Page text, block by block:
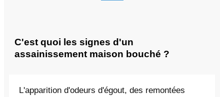
C'est quoi les signes d'un
assainissement maison bouché ?
L'apparition d'odeurs d'égout, des remontées